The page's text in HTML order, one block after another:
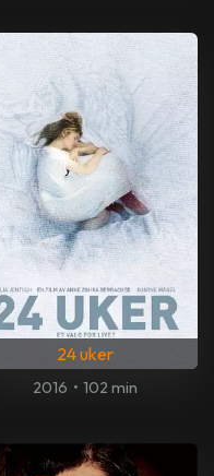
24 uker
2016 • 102 min